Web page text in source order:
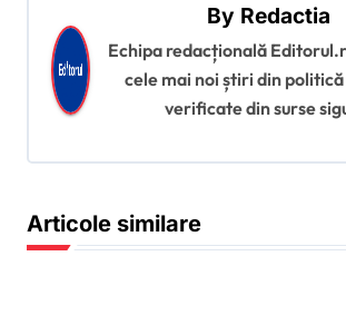
r
e
î
r
t
By Redactia
Echipa redacțională
cele mai noi știri din politică
verificate din surse
Articole similare